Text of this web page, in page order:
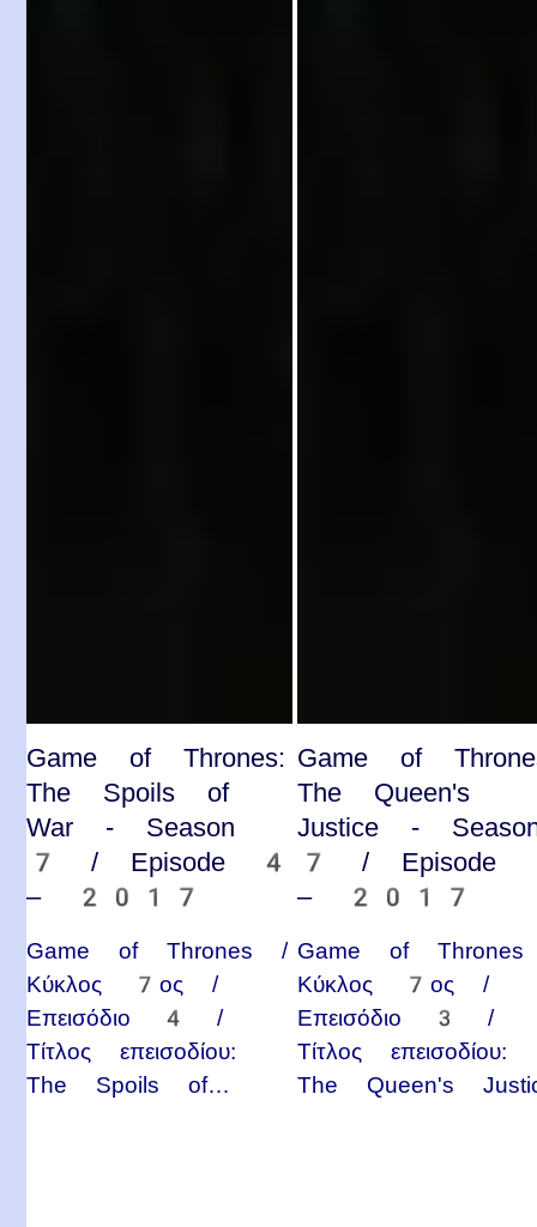
Game of Thrones:
The Spoils of
War - Season
7 / Episode 4
– 2017
Game of Thrones /
Κύκλος 7ος /
Επεισόδιο 4 /
Τίτλος επεισοδίου:
The Spoils of…
Game of
The Queen's
Justice -
7 / Episode
– 2017
Game of
Κύκλος 7ος /
Επεισόδιο 3 /
Τίτλος επεισοδίου:
The Queen's